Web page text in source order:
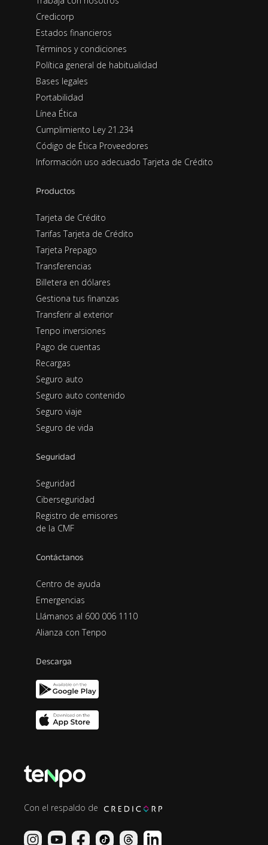
Credicorp
Estados financieros
Términos y condiciones
Política general de habitualidad
Bases legales
Portabilidad
Línea Ética
Cumplimiento Ley 21.234
Código de Ética Proveedores
Información uso adecuado Tarjeta de Crédito
Productos
Tarjeta de Crédito
Tarifas Tarjeta de Crédito
Tarjeta Prepago
Transferencias
Billetera en dólares
Gestiona tus finanzas
Transferir al exterior
Tenpo inversiones
Pago de cuentas
Recargas
Seguro auto
Seguro auto contenido
Seguro viaje
Seguro de vida
Seguridad
Seguridad
Ciberseguridad
Registro de emisores
de la CMF
Contáctanos
Centro de ayuda
Emergencias
Llámanos al 600 006 1110
Alianza con Tenpo
Descarga
Con el respaldo de